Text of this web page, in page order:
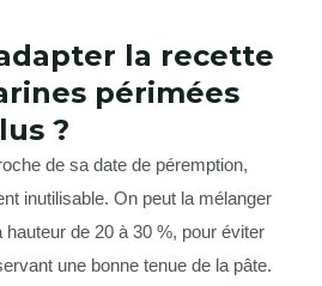
la recette
périmées
?
de sa date de péremption,
inutilisable. On peut la mélanger
de 20 à 30 %, pour éviter
une bonne tenue de la pâte.